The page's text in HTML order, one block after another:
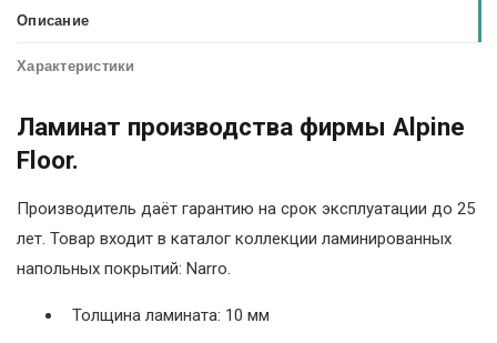
Описание
Характеристики
Ламинат производства фирмы Alpine
Floor.
Производитель даёт гарантию на срок эксплуатации до 25
лет. Товар входит в каталог коллекции ламинированных
напольных покрытий: Narro.
Толщина ламината: 10 мм